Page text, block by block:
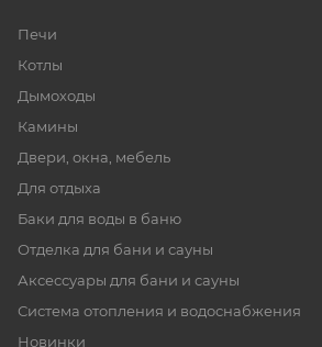
Печи
Котлы
Дымоходы
Камины
Двери, окна, мебель
Для отдыха
Баки для воды в баню
Отделка для бани и сауны
Аксессуары для бани и сауны
Система отопления и водоснабжения
Новинки